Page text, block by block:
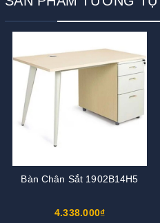
Bàn Chân Sắt 1902B14H5
4.338.000₫